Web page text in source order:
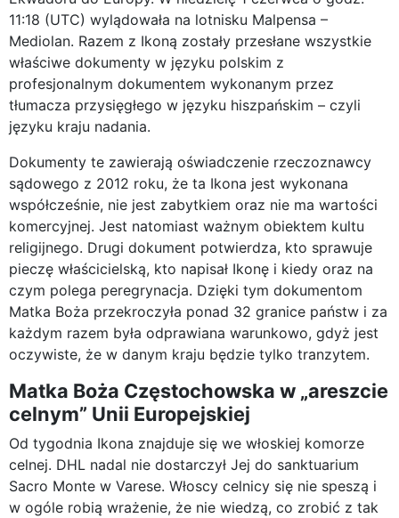
11:18 (UTC) wylądowała na lotnisku Malpensa –
Mediolan. Razem z Ikoną zostały przesłane wszystkie
właściwe dokumenty w języku polskim z
profesjonalnym dokumentem wykonanym przez
tłumacza przysięgłego w języku hiszpańskim – czyli
języku kraju nadania.
Dokumenty te zawierają oświadczenie rzeczoznawcy
sądowego z 2012 roku, że ta Ikona jest wykonana
współcześnie, nie jest zabytkiem oraz nie ma wartości
komercyjnej. Jest natomiast ważnym obiektem kultu
religijnego. Drugi dokument potwierdza, kto sprawuje
pieczę właścicielską, kto napisał Ikonę i kiedy oraz na
czym polega peregrynacja. Dzięki tym dokumentom
Matka Boża przekroczyła ponad 32 granice państw i za
każdym razem była odprawiana warunkowo, gdyż jest
oczywiste, że w danym kraju będzie tylko tranzytem.
Matka Boża Częstochowska w „areszcie
celnym” Unii Europejskiej
Od tygodnia Ikona znajduje się we włoskiej komorze
celnej. DHL nadal nie dostarczył Jej do sanktuarium
Sacro Monte w Varese. Włoscy celnicy się nie speszą i
w ogóle robią wrażenie, że nie wiedzą, co zrobić z tak